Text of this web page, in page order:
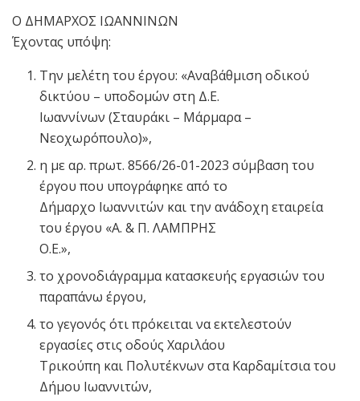
Ο ΔΗΜΑΡΧΟΣ ΙΩΑΝΝΙΝΩΝ
Έχοντας υπόψη:
Την μελέτη του έργου: «Αναβάθμιση οδικού
δικτύου – υποδομών στη Δ.Ε.
Ιωαννίνων (Σταυράκι – Μάρμαρα –
Νεοχωρόπουλο)»,
η με αρ. πρωτ. 8566/26-01-2023 σύμβαση του
έργου που υπογράφηκε από το
Δήμαρχο Ιωαννιτών και την ανάδοχη εταιρεία
του έργου «Α. & Π. ΛΑΜΠΡΗΣ
Ο.Ε.»,
το χρονοδιάγραμμα κατασκευής εργασιών του
παραπάνω έργου,
το γεγονός ότι πρόκειται να εκτελεστούν
εργασίες στις οδούς Χαριλάου
Τρικούπη και Πολυτέκνων στα Καρδαμίτσια του
Δήμου Ιωαννιτών,